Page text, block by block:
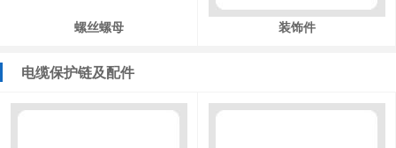
螺丝螺母 装饰件
电缆保护链及配件